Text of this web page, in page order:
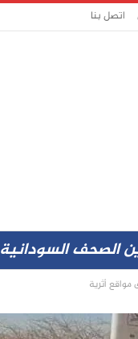
اتصل بنا
الصحف السودانية
أثرية